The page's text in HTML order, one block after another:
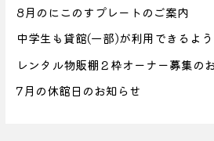
8月のにこのすプレートのご案内
中学生も貸館(一部)が利用できるよ
レンタル物販棚２枠オーナー募集の
7月の休館日のお知らせ